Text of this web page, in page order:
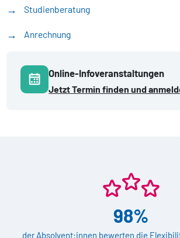
Studienberatung
Anrechnung
Online-Infoveranstaltungen
Jetzt Termin finden und
98%
der Absolvent:innen bewerten die